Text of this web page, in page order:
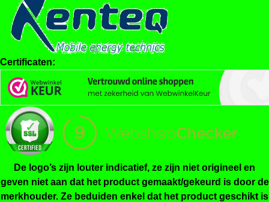
Certificaten:
De logo’s zijn louter indicatief, ze zijn niet origineel en
geven niet aan dat het product gemaakt/gekeurd is door de
merkhouder. Ze beduiden enkel dat het product geschikt is